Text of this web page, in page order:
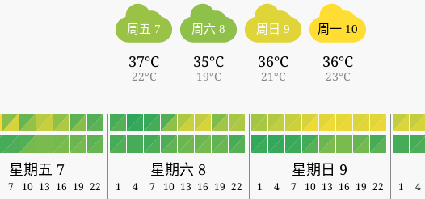
周五 7
37°C
22°C
周六 8
35°C
19°C
周日 9
36°C
21°C
周一 10
36°C
23°C
星期五 7 星期六 8 星期日 9
7 10 13 16 19 22 1 4 7 10 13 16 19 22 1 4 7 10 13 16 19 22 1 4